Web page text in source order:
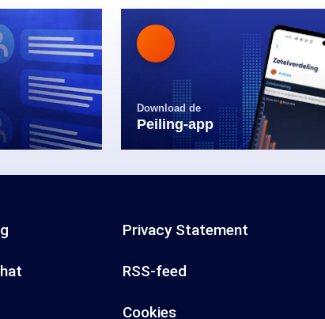
Download de
Peiling-app
Privacy Statement
RSS-feed
Cookies